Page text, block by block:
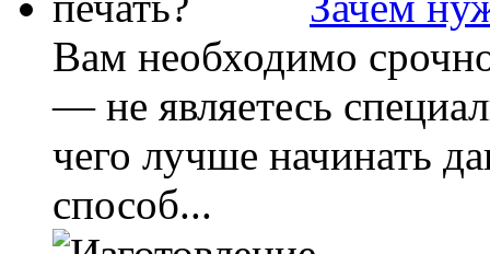
Вам необходимо
— не являетесь
чего лучше начинать
способ...